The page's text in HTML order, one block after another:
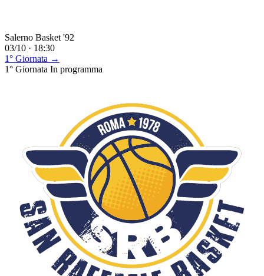
Salerno Basket '92
03/10 · 18:30
1° Giornata →
1° Giornata In programma